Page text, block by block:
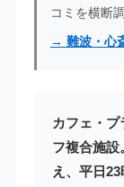
コミを横断
→ 難波・心
カフェ・
フ複合施
え、平日